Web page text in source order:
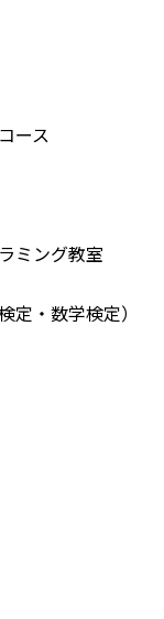
ース
ミング教室
定・数学検定）